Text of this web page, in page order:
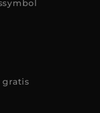
gratis